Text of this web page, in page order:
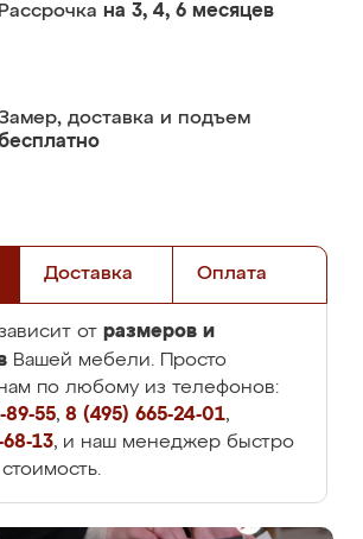
Рассрочка на 3, 4, 6 месяцев
доставка и подъем
Доставка Оплата
от размеров и
Вашей мебели. Просто
по любому из телефонов:
55, 8 (495) 665-24-01,
13, и наш менеджер быстро